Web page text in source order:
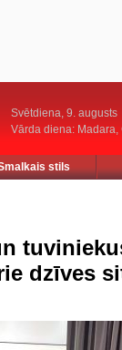
Svētdiena, 9. augusts
Vārda diena: Madara,
stils
dzīves